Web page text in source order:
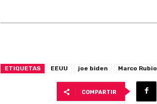
ETIQUETAS EEUU joe biden Marco Rubio
COMPARTIR